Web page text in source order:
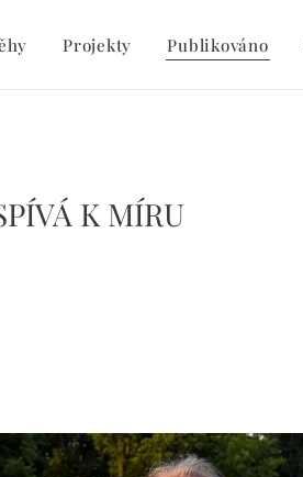
Projekty Publikováno
K MÍRU